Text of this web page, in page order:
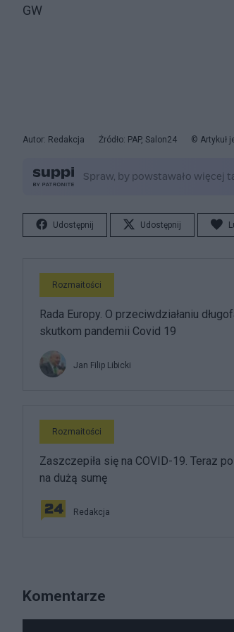
GW
Autor: Redakcja Źródło: PAP, Salon24 © Artykuł
Udostępnij Udostępnij
Rozmaitości
Rada Europy. O przeciwdziałaniu
skutkom pandemii Covid 19
Jan Filip Libicki
Rozmaitości
Zaszczepiła się na COVID-19. Teraz
na dużą sumę
Redakcja
Komentarze